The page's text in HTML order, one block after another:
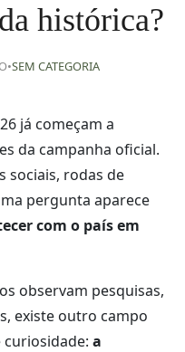
histórica?
•SEM CATEGORIA
já começam a
da campanha oficial.
sociais, rodas de
pergunta aparece
com o país em
observam pesquisas,
existe outro campo
a